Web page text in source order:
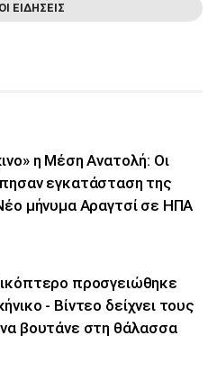
ΕΙΔΗΣΕΙΣ
η Μέση Ανατολή: Οι
εγκατάσταση της
μήνυμα Αραγτσί σε ΗΠΑ
προσγειώθηκε
- Βίντεο δείχνει τους
βουτάνε στη θάλασσα